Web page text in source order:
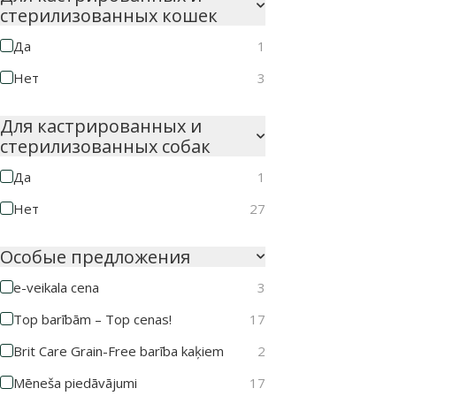
стерилизованных кошек
Да
1
Нет
3
Для кастрированных и
стерилизованных собак
Да
1
Нет
27
Особые предложения
e-veikala cena
3
Top barībām – Top cenas!
17
Brit Care Grain-Free barība kaķiem
2
Mēneša piedāvājumi
17